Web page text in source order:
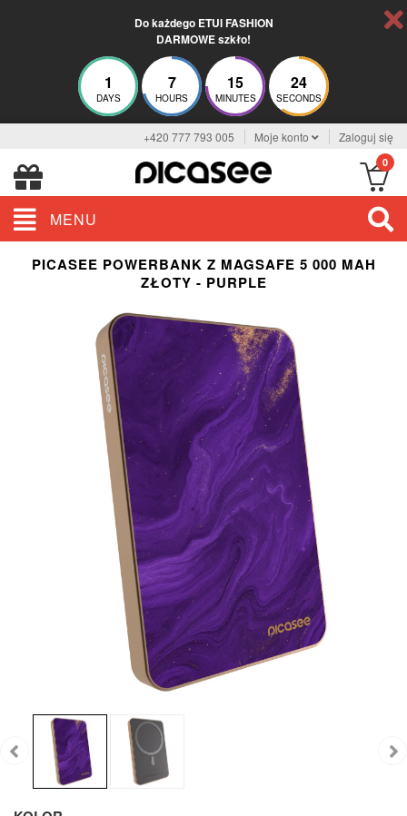
Do każdego ETUI FASHION
DARMOWE szkło!
1
DAYS
7
HOURS
15
MINUTES
23
SECONDS
+420 777 793 005 Moje konto Zaloguj się
0
MENU
PICASEE POWERBANK Z MAGSAFE 5 000 MAH
ZŁOTY - PURPLE